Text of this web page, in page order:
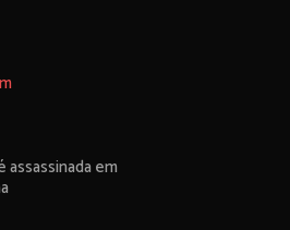
assassinada em